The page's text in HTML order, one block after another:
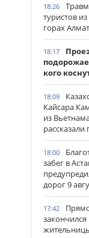
18:26
туристов
горах
18:17
кого
18:09
Кайсара
из
18:00
забег в
дорог 9
17:42